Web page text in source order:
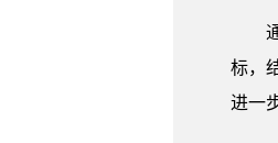
标，
进一